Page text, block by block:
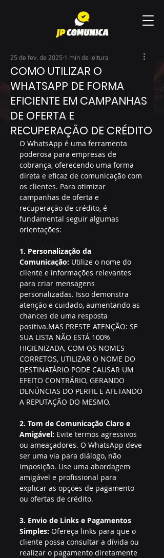
COMO UTILIZAR O
WHATSAPP DE FORMA
EFICIENTE EM CAMPANHAS
DE OFERTA E
RECUPERAÇÃO DE CRÉDITO
25 de fev. de 2025 1 min de leitura
O WhatsApp é uma ferramenta
poderosa para empresas de
cobrança, oferecendo uma forma
direta e eficaz de comunicação com
os clientes. Para otimizar
campanhas de oferta e
recuperação de crédito, é
fundamental seguir algumas
orientações:
1. Personalização da
Comunicação: Utilize o nome do
cliente e informações relevantes
para criar mensagens
personalizadas. Isso demonstra
atenção e cuidado, aumentando as
chances de uma resposta
positiva.MAS PRESTE ATENÇÃO: SE
SUA LISTA NÃO ESTÁ 100%
HIGIENIZADA, COM OS NOMES
CORRETOS, UTILIZAR O NOME DO
DESTINATÁRIO PODE CAUSAR UM
EFEITO CONTRÁRIO, GERANDO
DENÚNCIAS DO PERFIL E AFETANDO
A REPUTAÇÃO DO MESMO.
2. Tom de Comunicação Claro e
Amigável: Evite termos agressivos
ou ameaçadores. O WhatsApp deve
ser uma via para diálogo, não
imposição. Use uma abordagem
amigável e profissional para
explicar as opções de pagamento
ou ofertas de crédito.
3. Envio de Links e Pagamentos
Simples: Ofereça links para que o
cliente possa consultar a dívida ou
realizar o pagamento diretamente